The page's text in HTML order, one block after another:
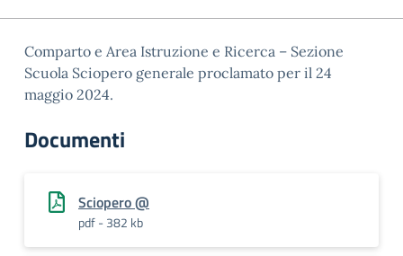
Comparto e Area Istruzione e Ricerca – Sezione
Scuola Sciopero generale proclamato per il 24
maggio 2024.
Documenti
Sciopero @
pdf - 382 kb